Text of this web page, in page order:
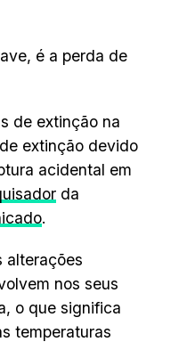
é a perda de
de extinção na
extinção devido
acidental em
da
.
alterações
nos seus
o que significa
temperaturas